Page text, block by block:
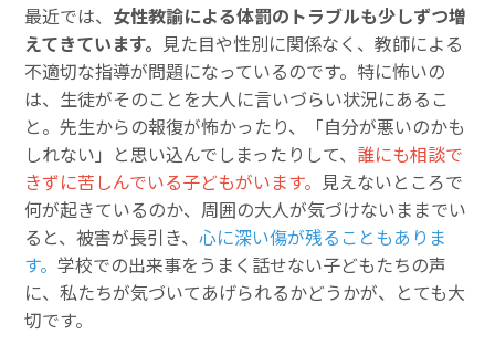
最近では、 女性教諭による体罰のトラブルも少しずつ増
えてきています。 見た目や性別に関係なく、教師による
不適切な指導が問題になっているのです。特に怖いの
は、生徒がそのことを大人に言いづらい状況にあるこ
と。先生からの報復が怖かったり、「自分が悪いのかも
しれない」と思い込んでしまったりして、 誰にも相談で
きずに苦しんでいる子どもがいます。 見えないところで
何が起きているのか、周囲の大人が気づけないままでい
ると、被害が長引き、心に深い傷が残ることもありま
す。学校での出来事をうまく話せない子どもたちの声
に、私たちが気づいてあげられるかどうかが、とても大
切です。